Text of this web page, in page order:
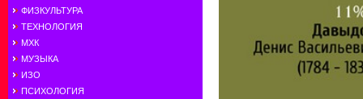
ФИЗКУЛЬТУРА
ТЕХНОЛОГИЯ
МХК
МУЗЫКА
ИЗО
ПСИХОЛОГИЯ